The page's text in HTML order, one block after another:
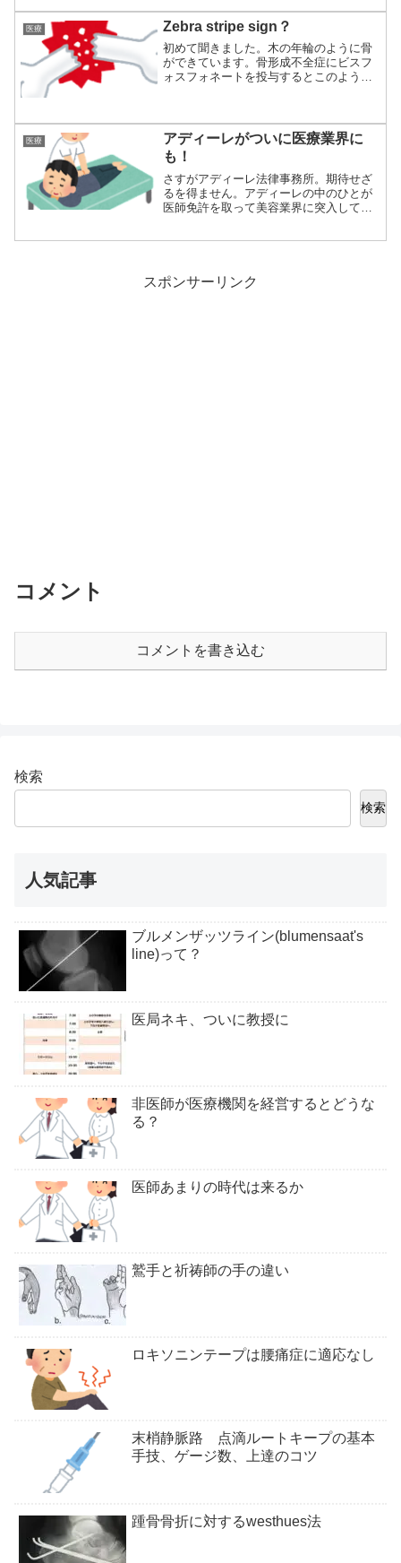
医療 Zebra stripe sign？
初めて聞きました。木の年輪のように骨
ができています。骨形成不全症にビスフ
ォスフォネートを投与するとこのように
医療
アディーレがついに医療業界に
も！
さすがアディーレ法律事務所。期待せざ
るを得ません。アディーレの中のひとが
医師免許を取って美容業界に突入してき
スポンサーリンク
コメント
コメントを書き込む
検索
検索
人気記事
ブルメンザッツライン(blumensaat's
line)って？
医局ネキ、ついに教授に
非医師が医療機関を経営するとどうな
る？
医師あまりの時代は来るか
鷲手と祈祷師の手の違い
ロキソニンテープは腰痛症に適応なし
末梢静脈路 点滴ルートキープの基本
手技、ゲージ数、上達のコツ
踵骨骨折に対するwesthues法